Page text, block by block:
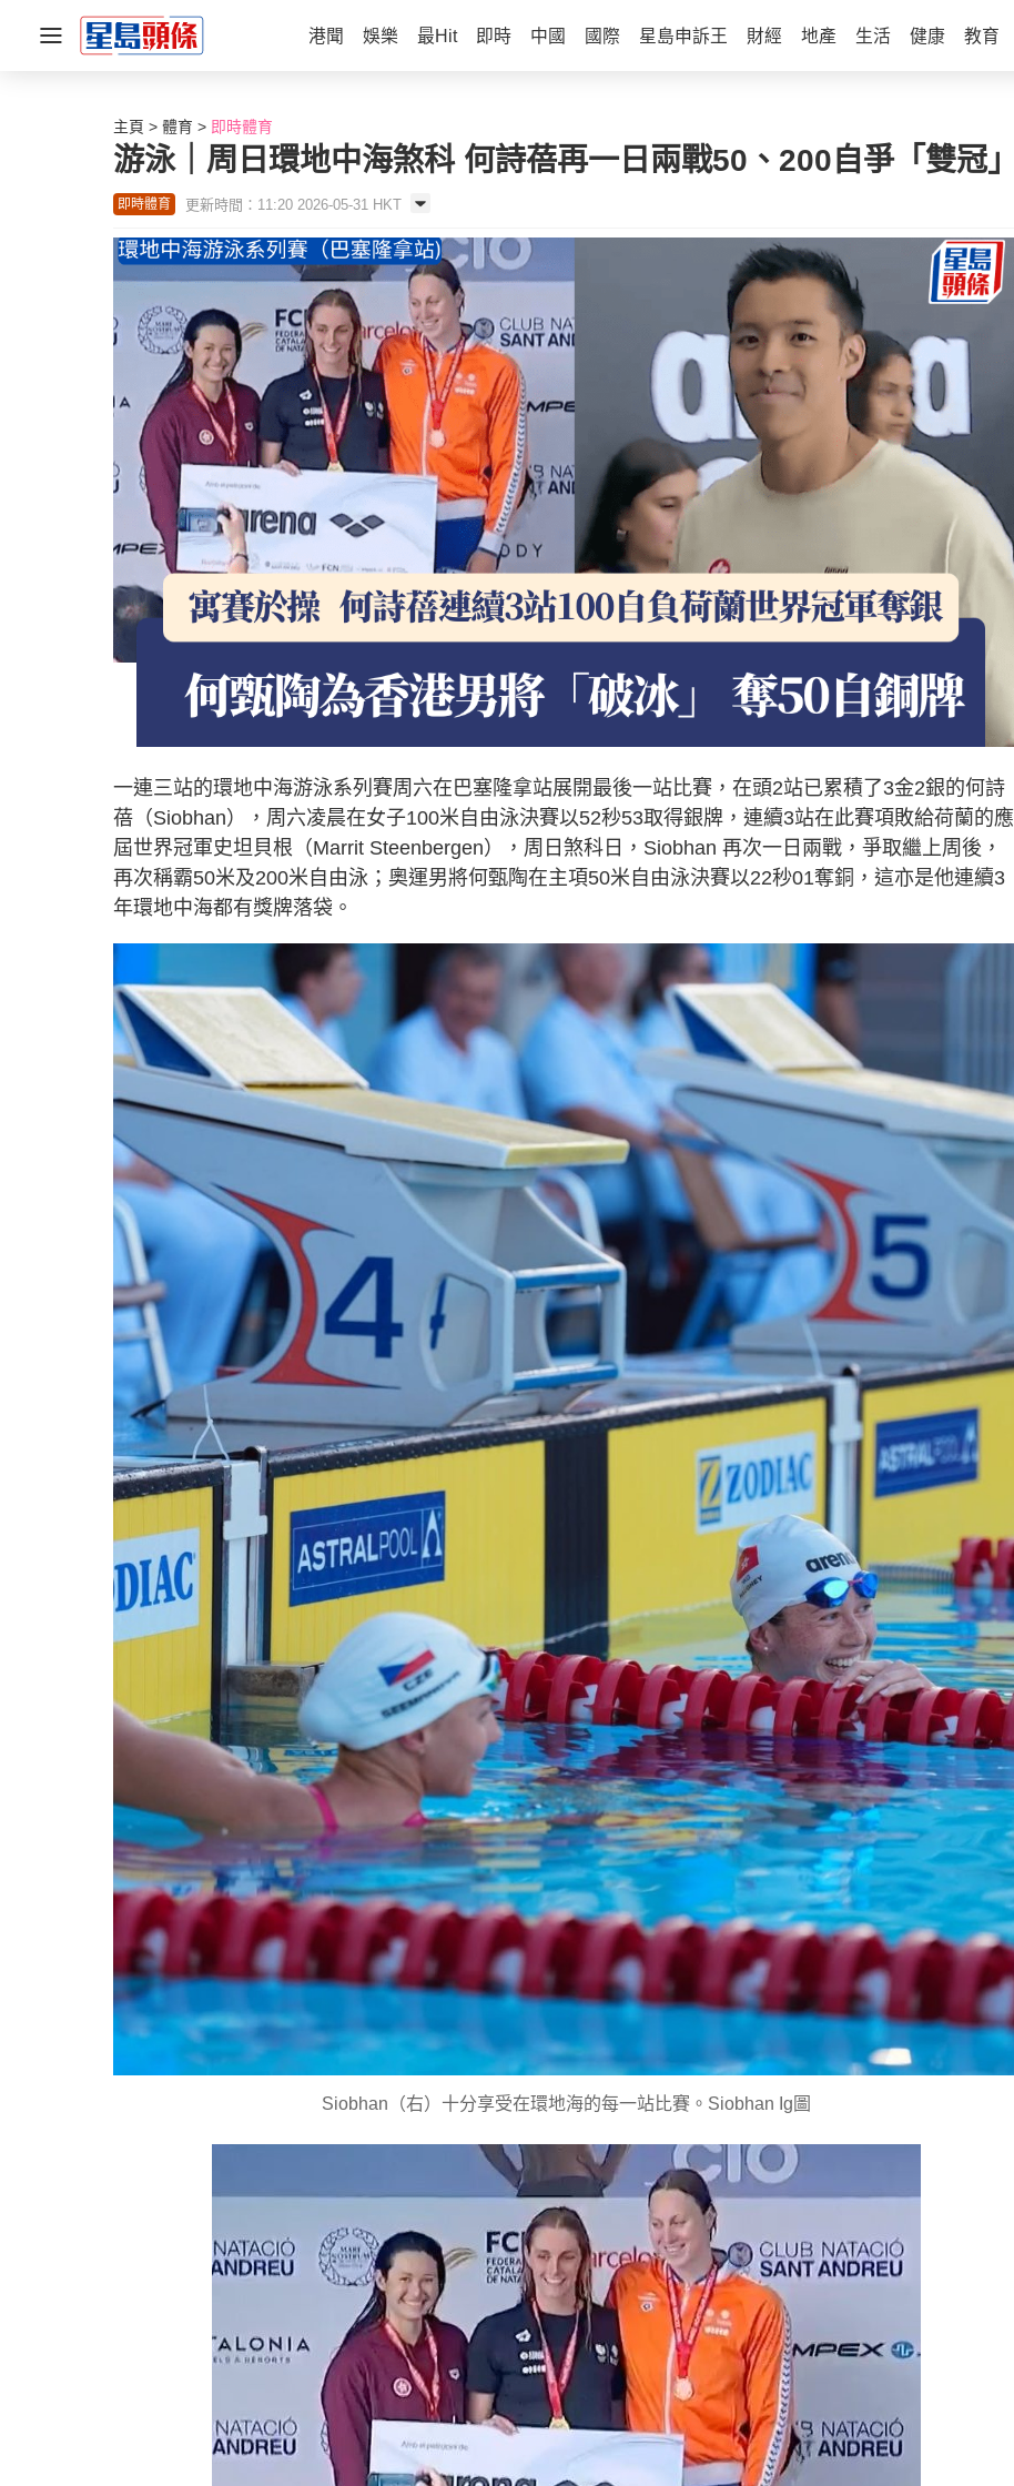
港聞 娛樂 最Hit 即時 中國 國際 星島申訴王 財經 地產 生活 健康 教育
主頁 體育 即時體育
游泳｜周日環地中海煞科 何詩蓓再一日兩戰50、200自爭「雙冠」
即時體育 更新時間：11:20 2026-05-31 HKT
一連三站的環地中海游泳系列賽周六在巴塞隆拿站展開最後一站比賽，在頭2站已累積了3金2銀的何詩
蓓（Siobhan），周六凌晨在女子100米自由泳決賽以52秒53取得銀牌，連續3站在此賽項敗給荷蘭的應
屆世界冠軍史坦貝根（Marrit Steenbergen），周日煞科日，Siobhan 再次一日兩戰，爭取繼上周後，
再次稱霸50米及200米自由泳；奧運男將何甄陶在主項50米自由泳決賽以22秒01奪銅，這亦是他連續3
年環地中海都有獎牌落袋。
Siobhan（右）十分享受在環地海的每一站比賽。Siobhan Ig圖